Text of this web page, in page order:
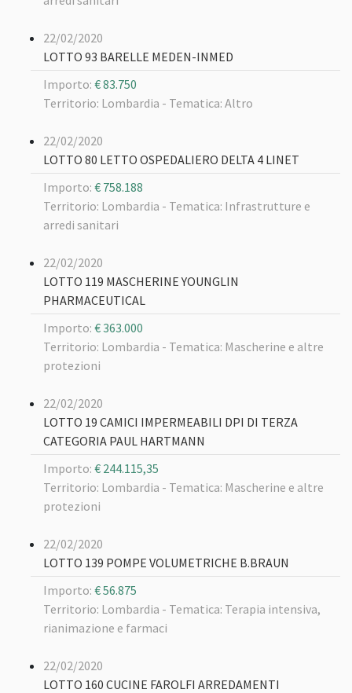
22/02/2020
LOTTO 93 BARELLE MEDEN-INMED
Importo: € 83.750
Territorio: Lombardia - Tematica: Altro
22/02/2020
LOTTO 80 LETTO OSPEDALIERO DELTA 4 LINET
Importo: € 758.188
Territorio: Lombardia - Tematica: Infrastrutture e
arredi sanitari
22/02/2020
LOTTO 119 MASCHERINE YOUNGLIN
PHARMACEUTICAL
Importo: € 363.000
Territorio: Lombardia - Tematica: Mascherine e altre
protezioni
22/02/2020
LOTTO 19 CAMICI IMPERMEABILI DPI DI TERZA
CATEGORIA PAUL HARTMANN
Importo: € 244.115,35
Territorio: Lombardia - Tematica: Mascherine e altre
protezioni
22/02/2020
LOTTO 139 POMPE VOLUMETRICHE B.BRAUN
Importo: € 56.875
Territorio: Lombardia - Tematica: Terapia intensiva,
rianimazione e farmaci
22/02/2020
LOTTO 160 CUCINE FAROLFI ARREDAMENTI